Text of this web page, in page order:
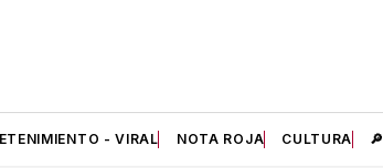
- VIRAL NOTA ROJA CULTURA 🔎